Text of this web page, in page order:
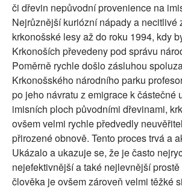
či dřevin nepůvodní provenience na
Nejrůznější kuriózní nápady a necitlivé
krkonošské lesy až do roku 1994, kdy
Krkonoších převedeny pod správu
Poměrně rychle došlo zásluhou
Krkonošského národního parku
po jeho návratu z emigrace k částečné
imisních ploch původními dřevinami,
ovšem velmi rychle předvedly
přirozené obnově. Tento proces trvá a
Ukázalo a ukazuje se, že je často
nejefektivnější a také nejlevnější
člověka je ovšem zároveň velmi těžké